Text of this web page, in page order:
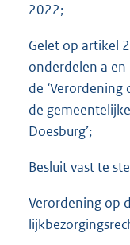
2022;
Gelet op artikel
onderdelen a en
de
de
Doesburg’;
Besluit vast te
Verordening op